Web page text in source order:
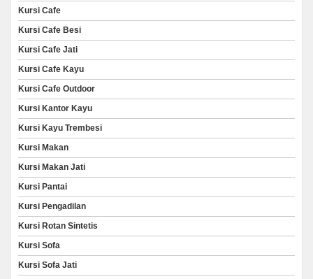
Kursi Cafe
Kursi Cafe Besi
Kursi Cafe Jati
Kursi Cafe Kayu
Kursi Cafe Outdoor
Kursi Kantor Kayu
Kursi Kayu Trembesi
Kursi Makan
Kursi Makan Jati
Kursi Pantai
Kursi Pengadilan
Kursi Rotan Sintetis
Kursi Sofa
Kursi Sofa Jati